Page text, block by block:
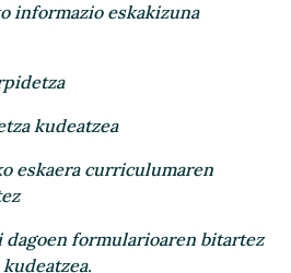
informazio eskakizuna
kudeatzea
eskaera curriculumaren
dagoen formularioaren bitartez